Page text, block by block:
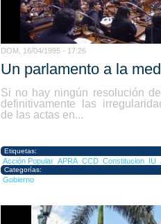
DOM, 16/04/1995 - 17:26
Un parlamento a la
Si no hay ningún resolución
definitivamente las
de las actas en...
Etiquetas:
Acción Popular APRA CCD Constitucion IU
Categorías:
Gobierno